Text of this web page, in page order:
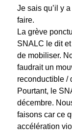
Je sais qu’il y
faire.
La grève
SNALC le dit
de mobiliser.
faudrait un
reconductible /
Pourtant, le
décembre.
faisons car ce
accélération